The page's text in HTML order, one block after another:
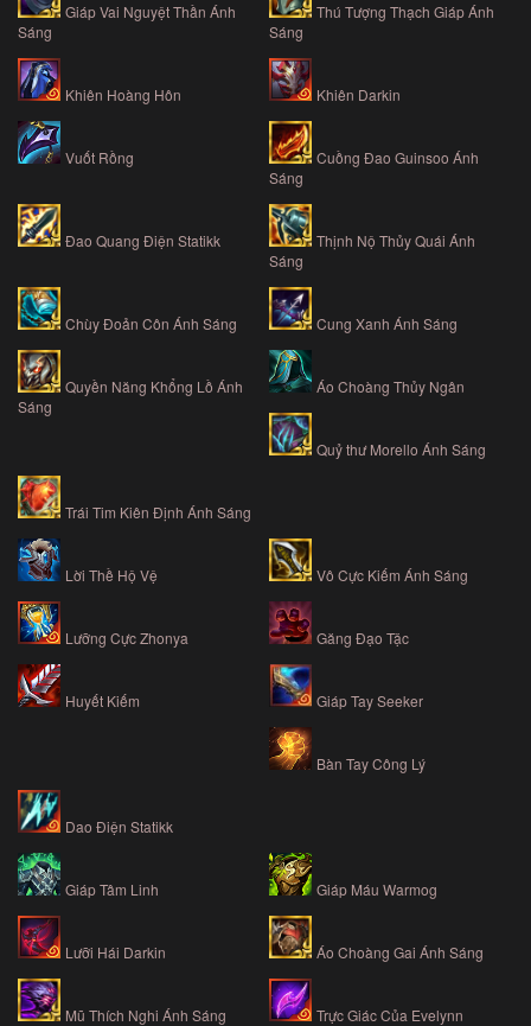
Giáp Vai Nguyệt Thần Ánh
Sáng
Thú Tượng Thạch Giáp Ánh
Sáng
Khiên Hoàng Hôn Khiên Darkin
Vuốt Rồng
Cuồng Đao Guinsoo Ánh
Sáng
Đao Quang Điện Statikk
Thịnh Nộ Thủy Quái Ánh
Sáng
Chùy Đoản Côn Ánh Sáng Cung Xanh Ánh Sáng
Quyền Năng Khổng Lồ Ánh
Sáng
Áo Choàng Thủy Ngân
Quỷ thư Morello Ánh Sáng
Trái Tim Kiên Định Ánh Sáng
Lời Thề Hộ Vệ Vô Cực Kiếm Ánh Sáng
Lưỡng Cực Zhonya Găng Đạo Tặc
Huyết Kiếm Giáp Tay Seeker
Bàn Tay Công Lý
Dao Điện Statikk
Giáp Tâm Linh Giáp Máu Warmog
Lưỡi Hái Darkin Áo Choàng Gai Ánh Sáng
Mũ Thích Nghi Ánh Sáng Trực Giác Của Evelynn